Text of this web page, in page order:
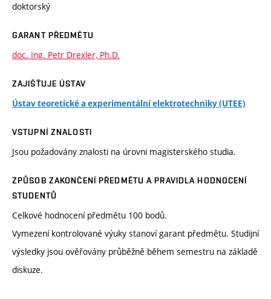
doktorský
GARANT PŘEDMĚTU
doc. Ing. Petr Drexler, Ph.D.
ZAJIŠŤUJE ÚSTAV
Ústav teoretické a experimentální elektrotechniky (UTEE)
VSTUPNÍ ZNALOSTI
Jsou požadovány znalosti na úrovni magisterského studia.
ZPŮSOB ZAKONČENÍ PŘEDMĚTU A PRAVIDLA HODNOCENÍ
STUDENTŮ
Celkové hodnocení předmětu 100 bodů.
Vymezení kontrolované výuky stanoví garant předmětu. Studijní
výsledky jsou ověřovány průběžně během semestru na základě
diskuze.